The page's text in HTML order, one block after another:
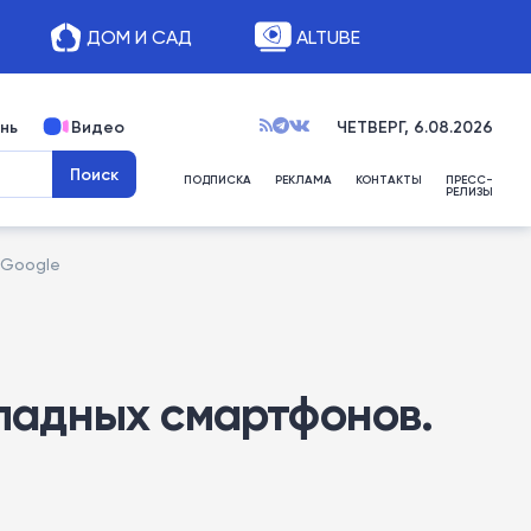
ДОМ И САД ALTUBE
Видео ЧЕТВЕРГ, 6.08.2026
ПОДПИСКА РЕКЛАМА КОНТАКТЫ ПРЕСС-
РЕЛИЗЫ
смартфонов.